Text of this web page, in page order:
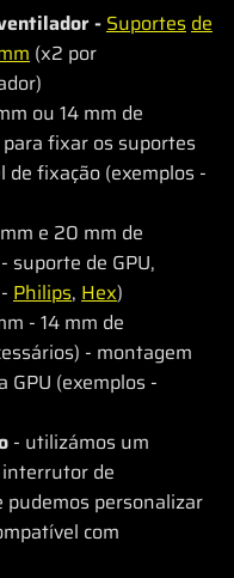
-Suportesde
(x2 por
ou 14 mm de
fixar os suportes
de fixação (exemplos -
e 20 mm de
suporte de GPU,
Philips, Hex)
- 14 mm de
- montagem
GPU (exemplos -
- utilizámos um
de
pudemos personalizar
com